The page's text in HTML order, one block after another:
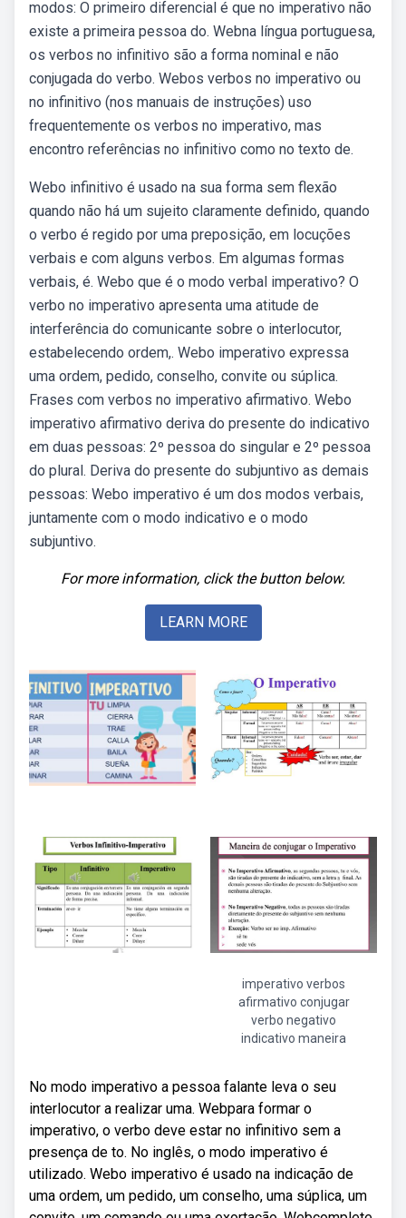
modos: O primeiro diferencial é que no imperativo não
existe a primeira pessoa do. Webna língua portuguesa,
os verbos no infinitivo são a forma nominal e não
conjugada do verbo. Webos verbos no imperativo ou
no infinitivo (nos manuais de instruções) uso
frequentemente os verbos no imperativo, mas
encontro referências no infinitivo como no texto de.
Webo infinitivo é usado na sua forma sem flexão
quando não há um sujeito claramente definido, quando
o verbo é regido por uma preposição, em locuções
verbais e com alguns verbos. Em algumas formas
verbais, é. Webo que é o modo verbal imperativo? O
verbo no imperativo apresenta uma atitude de
interferência do comunicante sobre o interlocutor,
estabelecendo ordem,. Webo imperativo expressa
uma ordem, pedido, conselho, convite ou súplica.
Frases com verbos no imperativo afirmativo. Webo
imperativo afirmativo deriva do presente do indicativo
em duas pessoas: 2º pessoa do singular e 2º pessoa
do plural. Deriva do presente do subjuntivo as demais
pessoas: Webo imperativo é um dos modos verbais,
juntamente com o modo indicativo e o modo
subjuntivo.
For more information, click the button below.
LEARN MORE
imperativo verbos
afirmativo conjugar
verbo negativo
indicativo maneira
No modo imperativo a pessoa falante leva o seu
interlocutor a realizar uma. Webpara formar o
imperativo, o verbo deve estar no infinitivo sem a
presença de to. No inglês, o modo imperativo é
utilizado. Webo imperativo é usado na indicação de
uma ordem, um pedido, um conselho, uma súplica, um